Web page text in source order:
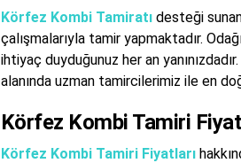
Körfez Kombi Tamiratıdesteği
çalışmalarıyla tamir yapmaktadır.
ihtiyaç duyduğunuz her an yanınızdadır.
alanında uzman tamircilerimiz ile en
Körfez Kombi Tamiri
Körfez Kombi Tamiri Fiyatları